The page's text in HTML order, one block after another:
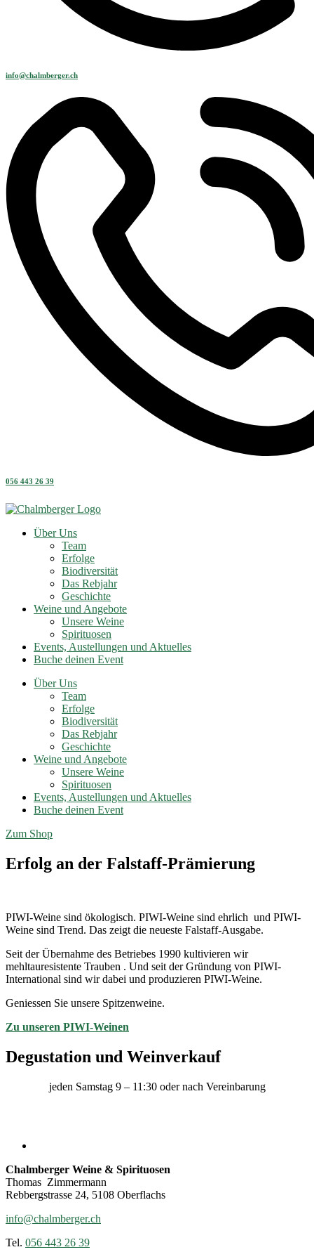
info@chalmberger.ch
056 443 26 39
Über Uns
Team
Erfolge
Biodiversität
Das Rebjahr
Geschichte
Weine und Angebote
Unsere Weine
Spirituosen
Events, Austellungen und Aktuelles
Buche deinen Event
Über Uns
Team
Erfolge
Biodiversität
Das Rebjahr
Geschichte
Weine und Angebote
Unsere Weine
Spirituosen
Events, Austellungen und Aktuelles
Buche deinen Event
Zum Shop
Erfolg an der Falstaff-Prämierung
PIWI-Weine sind ökologisch. PIWI-Weine sind ehrlich und PIWI-
Weine sind Trend. Das zeigt die neueste Falstaff-Ausgabe.
Seit der Übernahme des Betriebes 1990 kultivieren wir
mehltauresistente Trauben . Und seit der Gründung von PIWI-
International sind wir dabei und produzieren PIWI-Weine.
Geniessen Sie unsere Spitzenweine.
Zu unseren PIWI-Weinen
Degustation und Weinverkauf
jeden Samstag 9 – 11:30 oder nach Vereinbarung
Chalmberger Weine & Spirituosen
Thomas Zimmermann
Rebbergstrasse 24, 5108 Oberflachs
info@chalmberger.ch
Tel. 056 443 26 39